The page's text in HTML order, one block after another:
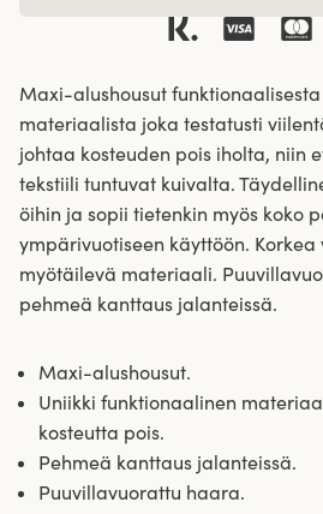
Maxi-alushousut
materiaalista joka testatusti
johtaa kosteuden pois iholta, niin
tekstiili tuntuvat kuivalta.
öihin ja sopii tietenkin myös koko
ympärivuotiseen käyttöön.
myötäilevä materiaali.
pehmeä kanttaus jalanteissä.
Maxi-alushousut.
Uniikki funktionaalinen
kosteutta pois.
Pehmeä kanttaus jalanteissä.
Puuvillavuorattu haara.